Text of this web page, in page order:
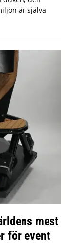
är själva
mest
för event